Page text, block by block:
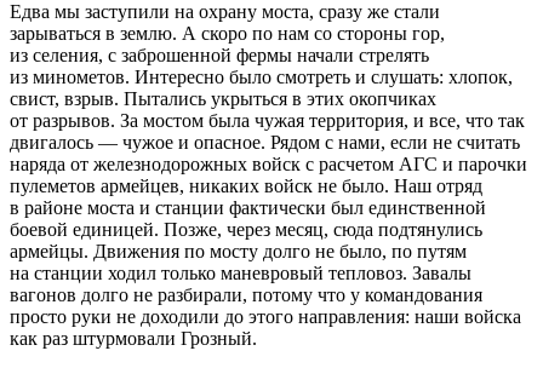
Едва мы заступили на охрану моста, сразу же стали
зарываться в землю. А скоро по нам со стороны гор,
из селения, с заброшенной фермы начали стрелять
из минометов. Интересно было смотреть и слушать: хлопок,
свист, взрыв. Пытались укрыться в этих окопчиках
от разрывов. За мостом была чужая территория, и все, что так
двигалось — чужое и опасное. Рядом с нами, если не считать
наряда от железнодорожных войск с расчетом АГС и парочки
пулеметов армейцев, никаких войск не было. Наш отряд
в районе моста и станции фактически был единственной
боевой единицей. Позже, через месяц, сюда подтянулись
армейцы. Движения по мосту долго не было, по путям
на станции ходил только маневровый тепловоз. Завалы
вагонов долго не разбирали, потому что у командования
просто руки не доходили до этого направления: наши войска
как раз штурмовали Грозный.